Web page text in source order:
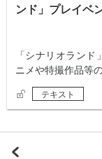
ンド」プレイベ
「シナリオラン
ニメや特撮作品等
テキスト